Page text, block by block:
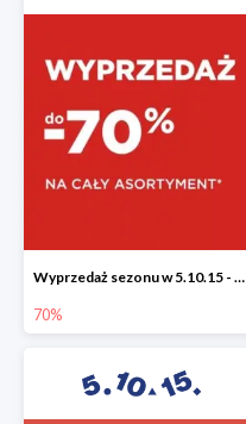
Wyprzedaż sezonu w 5.10.15 - cały asortyment -70%
70%